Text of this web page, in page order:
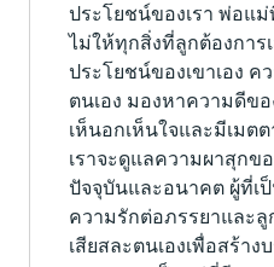
ประโยชน์ของเรา พ่อแ
ไม่ให้ทุกสิ่งที่ลูกต้องการ
ประโยชน์ของเขาเอง ค
ตนเอง มองหาความดีข
เห็นอกเห็นใจและมีเมต
เราจะดูแลความผาสุกข
ปัจจุบันและอนาคต ผู้ที่เ
ความรักต่อภรรยาและลู
เสียสละตนเองเพื่อสร้า